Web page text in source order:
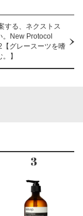
する、ネクストス
。New Protocol
【グレースーツを嗜
】